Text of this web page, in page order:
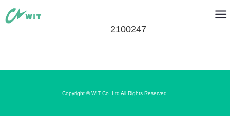
2100247
Copyright © WIT Co. Ltd All Rights Reserved.